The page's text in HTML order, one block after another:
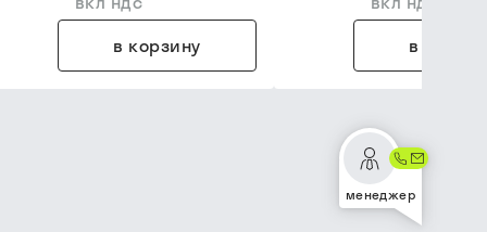
в корзину
в
менеджер